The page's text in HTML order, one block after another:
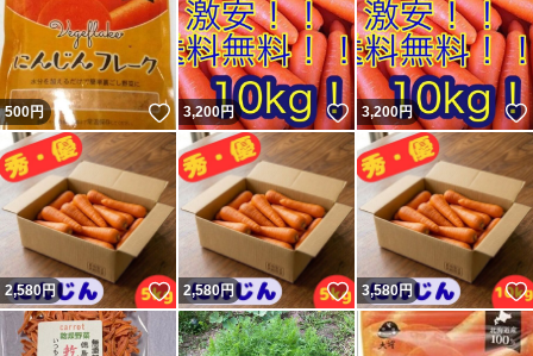
500円 いいね！
3,200円 いいね！
3,200円
2,580円 いいね！
2,580円 いいね！
3,580円